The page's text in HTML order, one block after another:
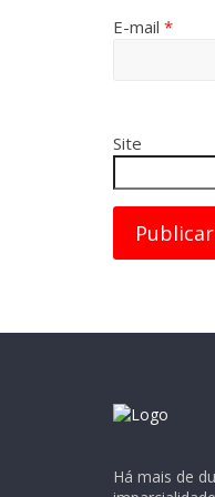
E-mail *
Site
Há mais de